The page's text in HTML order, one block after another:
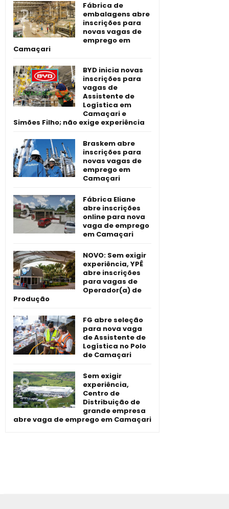
Fábrica de
embalagens abre
inscrições para
novas vagas de
emprego em
Camaçari
BYD inicia novas
inscrições para
vagas de
Assistente de
Logística em
Camaçari e
Simões Filho; não exige experiência
Braskem abre
inscrições para
novas vagas de
emprego em
Camaçari
Fábrica Eliane
abre inscrições
online para nova
vaga de emprego
em Camaçari
NOVO: Sem exigir
experiência, YPÊ
abre inscrições
para vagas de
Operador(a) de
Produção
FG abre seleção
para nova vaga
de Assistente de
Logística no Polo
de Camaçari
Sem exigir
experiência,
Centro de
Distribuição de
grande empresa
abre vaga de emprego em Camaçari